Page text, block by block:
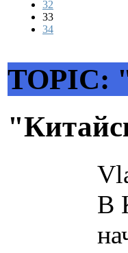
32
33
34
TOPIC:
В